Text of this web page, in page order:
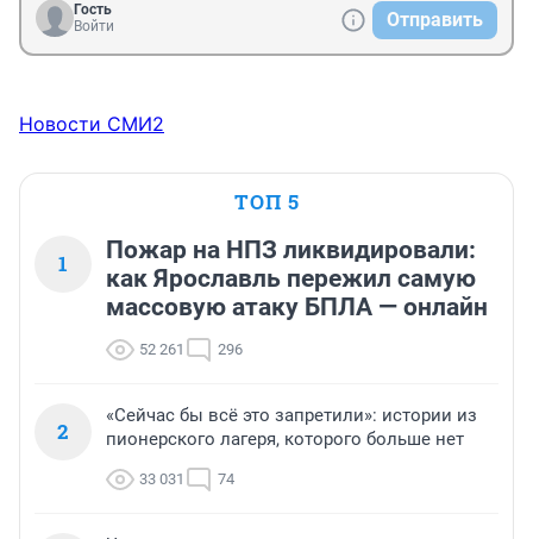
Гость
Войти
Отправить
Новости СМИ2
ТОП 5
1
Пожар на НПЗ ликвидировали:
как Ярославль пережил самую
массовую атаку БПЛА — онлайн
52 261 296
2
«Сейчас бы всё это запретили»: истории из
пионерского лагеря, которого больше нет
33 031 74